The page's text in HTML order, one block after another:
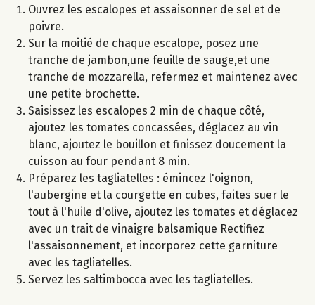
Ouvrez les escalopes et assaisonner de sel et de
poivre.
Sur la moitié de chaque escalope, posez une
tranche de jambon,une feuille de sauge,et une
tranche de mozzarella, refermez et maintenez avec
une petite brochette.
Saisissez les escalopes 2 min de chaque côté,
ajoutez les tomates concassées, déglacez au vin
blanc, ajoutez le bouillon et finissez doucement la
cuisson au four pendant 8 min.
Préparez les tagliatelles : émincez l'oignon,
l'aubergine et la courgette en cubes, faites suer le
tout à l'huile d'olive, ajoutez les tomates et déglacez
avec un trait de vinaigre balsamique Rectifiez
l'assaisonnement, et incorporez cette garniture
avec les tagliatelles.
Servez les saltimbocca avec les tagliatelles.